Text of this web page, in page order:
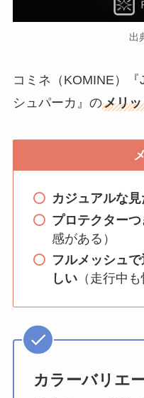
出
コミネ（KOMINE）
シュパーカ』のメリ
カジュアルな
プロテクター
感がある）
フルメッシュ
しい（走行中も
カラーバリエ